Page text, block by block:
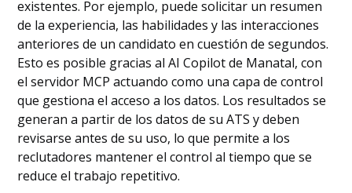
existentes. Por ejemplo, puede solicitar un resumen
de la experiencia, las habilidades y las interacciones
anteriores de un candidato en cuestión de segundos.
Esto es posible gracias al AI Copilot de Manatal, con
el servidor MCP actuando como una capa de control
que gestiona el acceso a los datos. Los resultados se
generan a partir de los datos de su ATS y deben
revisarse antes de su uso, lo que permite a los
reclutadores mantener el control al tiempo que se
reduce el trabajo repetitivo.